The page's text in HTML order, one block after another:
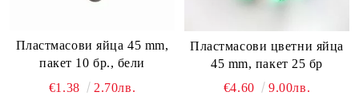
Пластмасови яйца 45 mm,
пакет 10 бр., бели
€1.38
2.70лв.
Пластмасови цветни яйца
45 mm, пакет 25 бр
€4.60
9.00лв.